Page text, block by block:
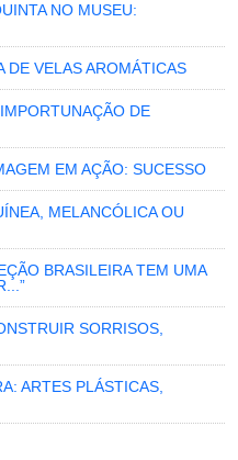
NO MUSEU:
DE VELAS AROMÁTICAS
DE
EM AÇÃO: SUCESSO
MELANCÓLICA OU
BRASILEIRA TEM UMA
SORRISOS,
ARTES PLÁSTICAS,